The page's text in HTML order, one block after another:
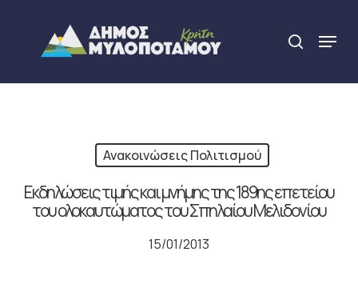
content
search
Menu
Ανακοινώσεις Πολιτισμού
Εκδηλώσεις τιμής και μνήμης της 189ης επετείου
του ολοκαυτώματος του Σπηλαίου Μελιδονίου
15/01/2013
Close